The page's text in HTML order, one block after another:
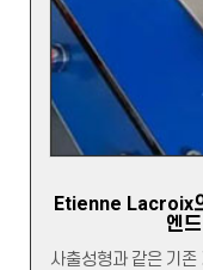
Etienne Lacroix
엔
사출성형과 같은 기존